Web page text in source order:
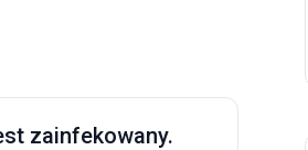
zainfekowany.